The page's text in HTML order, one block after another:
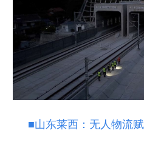
■山东莱西：无人物流